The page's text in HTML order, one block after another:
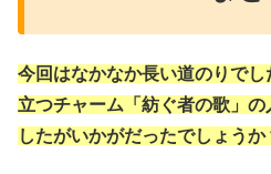
今回はなかなか長い道のりで
立つチャーム「紡ぐ者の歌」
したがいかがだったでしょうか